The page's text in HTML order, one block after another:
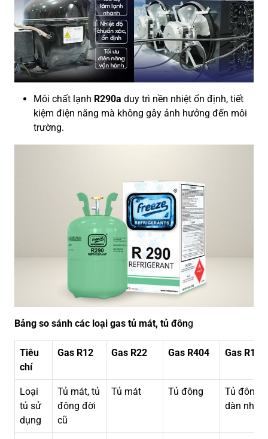
Môi chất lạnh R290a duy trì nền nhiệt ổn định, tiết
kiệm điện năng mà không gây ảnh hưởng đến môi
trường.
Bảng so sánh các loại gas tủ mát, tủ đông
Tiêu
chí
Gas R12 Gas R22 Gas R404 Gas
Loại
tủ sử
dụng
Tủ mát, tủ
đông đời
cũ
Tủ mát Tủ đông
Tủ đông
dàn nhôm